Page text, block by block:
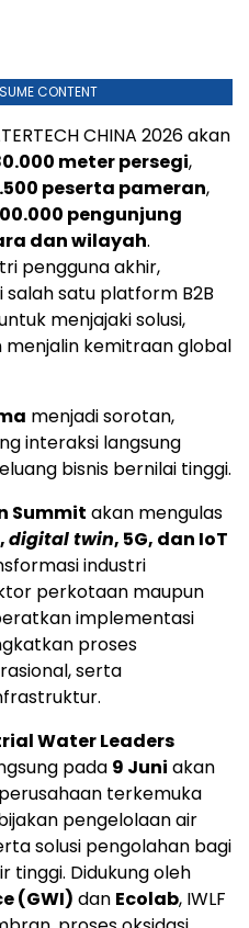
CONTENT
CHINA 2026 akan
meter persegi,
peserta pameran,
pengunjung
dan wilayah.
pengguna akhir,
satu platform B2B
menjajaki solusi,
kemitraan global
menjadi sorotan,
interaksi langsung
bisnis bernilai tinggi.
Summit akan mengulas
digital twin, 5G, dan IoT
industri
perkotaan maupun
implementasi
proses
serta
Water Leaders
pada 9 Juni akan
terkemuka
pengelolaan air
solusi pengolahan bagi
tinggi. Didukung oleh
(GWI) dan Ecolab, IWLF